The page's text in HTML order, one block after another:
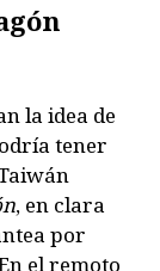
la idea de
tener
, en clara
por
el remoto